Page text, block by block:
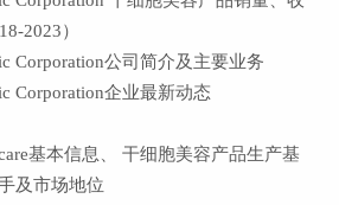
2023）
公司简介及主要业务
企业最新动态
基本信息、 干细胞美容产品生产基
及市场地位